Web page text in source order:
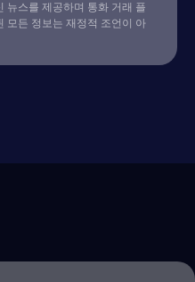
뉴스를 제공하며 통화 거래 플
모든 정보는 재정적 조언이 아